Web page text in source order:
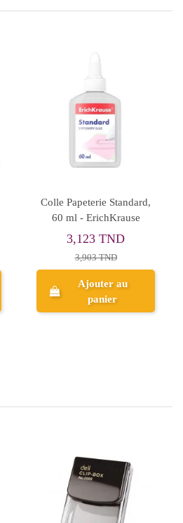
Improve Your English - 1st
Year Secondary
7,380 TND
8,200 TND
Aperçu